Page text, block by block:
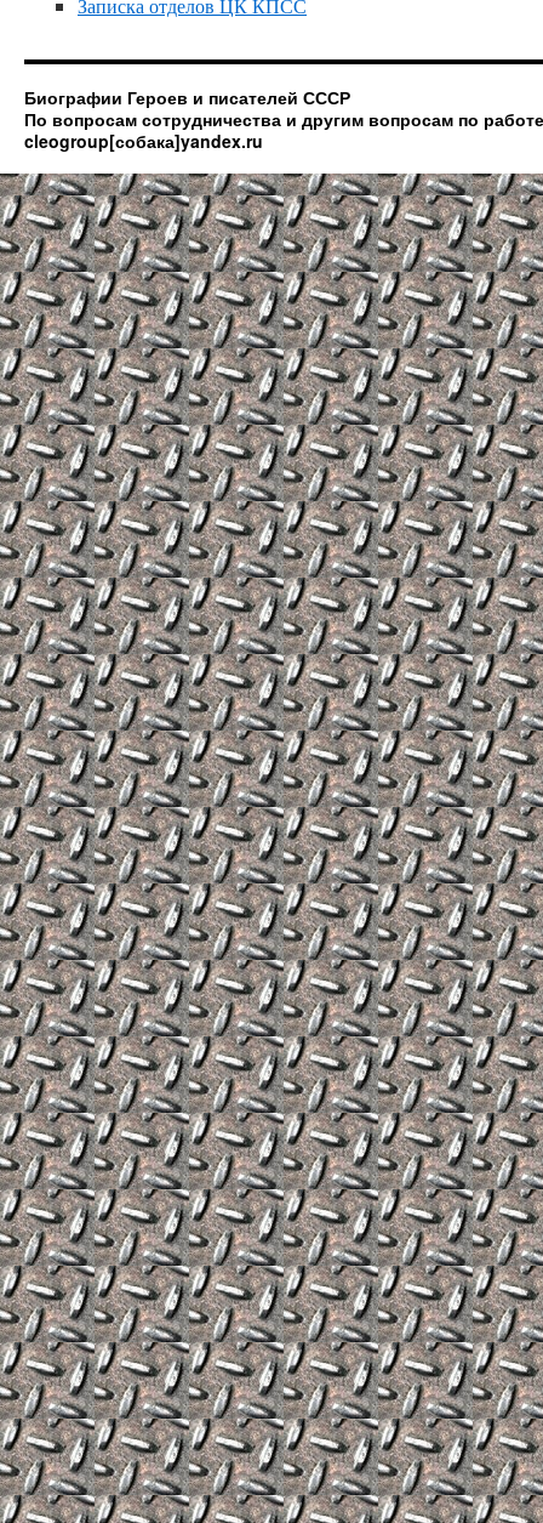
Записка отделов ЦК КПСС
Биографии Героев и писателей СССР
По вопросам сотрудничества и другим вопросам по
cleogroup[собака]yandex.ru